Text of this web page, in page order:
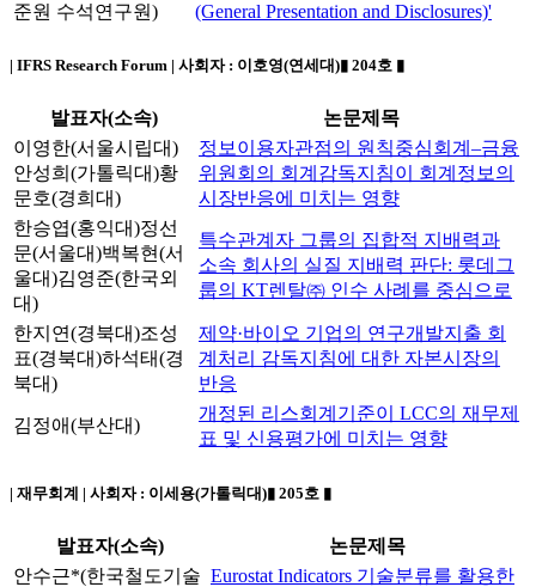
준원 수석연구원)
(General Presentation and Disclosures)'
| IFRS Research Forum | 사회자 : 이호영(연세대)▮ 204호 ▮
발표자(소속)
논문제목
이영한(서울시립대)
안성희(가톨릭대)황
문호(경희대)
정보이용자관점의 원칙중심회계–금융
위원회의 회계감독지침이 회계정보의
시장반응에 미치는 영향
한승엽(홍익대)정선
문(서울대)백복현(서
울대)김영준(한국외
대)
특수관계자 그룹의 집합적 지배력과
소속 회사의 실질 지배력 판단: 롯데그
룹의 KT렌탈㈜ 인수 사례를 중심으로
한지연(경북대)조성
표(경북대)하석태(경
북대)
제약·바이오 기업의 연구개발지출 회
계처리 감독지침에 대한 자본시장의
반응
김정애(부산대)
개정된 리스회계기준이 LCC의 재무제
표 및 신용평가에 미치는 영향
| 재무회계 | 사회자 : 이세용(가톨릭대)▮ 205호 ▮
발표자(소속)
논문제목
안수근*(한국철도기술 Eurostat Indicators 기술분류를 활용한